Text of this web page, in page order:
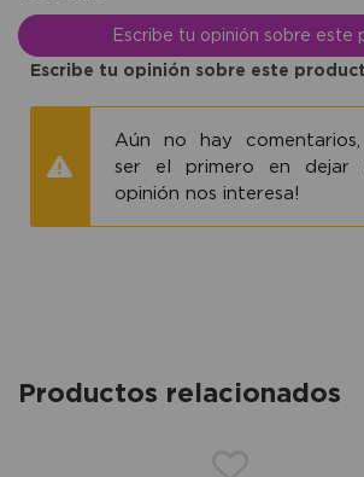
Escribe tu opinión sobre este
Escribe tu opinión sobre este
Aún no hay comentarios,
ser el primero en dejar
opinión nos interesa!
Productos relacionados